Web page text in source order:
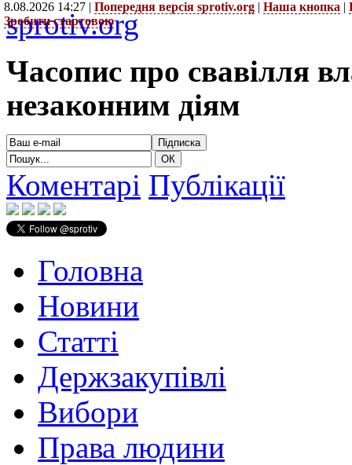
8.08.2026 14:27 | Попередня версія sprotiv.org | Наша кнопка |
Зробити стартовою
sprotiv.org
Часопис про свавілля
незаконним діям
Коментарі Публікації
Головна
Новини
Статті
Держзакупівлі
Вибори
Права людини